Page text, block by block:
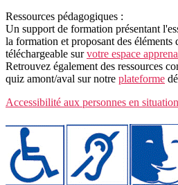
Ressources pédagogiques :
Un support de formation présentant
la formation et proposant des éléments
téléchargeable survotre espace
Retrouvez également des ressources
quiz amont/aval sur notre plateforme
Accessibilité aux personnes en